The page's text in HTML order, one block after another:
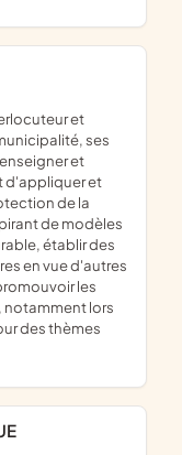
ses
et
d'appliquer et
de la
de modèles
établir des
en vue d'autres
les
notamment lors
des thèmes